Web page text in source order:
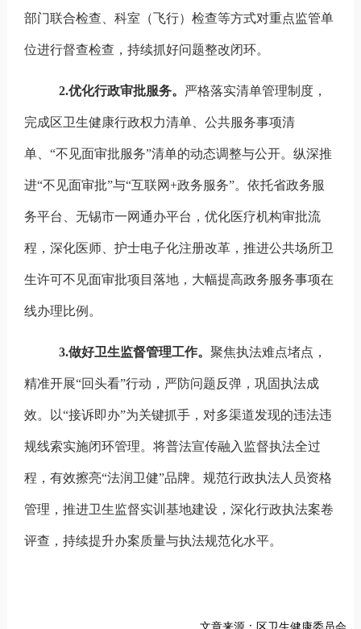
部门联合检查、科室（飞行）检查等方式对重点监管单
位进行督查检查，持续抓好问题整改闭环。
2.优化行政审批服务。 严格落实清单管理制度，
完成区卫生健康行政权力清单、公共服务事项清
单、“不见面审批服务”清单的动态调整与公开。纵深推
进“不见面审批”与“互联网+政务服务”。依托省政务服
务平台、无锡市一网通办平台，优化医疗机构审批流
程，深化医师、护士电子化注册改革，推进公共场所卫
生许可不见面审批项目落地，大幅提高政务服务事项在
线办理比例。
3.做好卫生监督管理工作。 聚焦执法难点堵点，
精准开展“回头看”行动，严防问题反弹，巩固执法成
效。以“接诉即办”为关键抓手，对多渠道发现的违法违
规线索实施闭环管理。将普法宣传融入监督执法全过
程，有效擦亮“法润卫健”品牌。规范行政执法人员资格
管理，推进卫生监督实训基地建设，深化行政执法案卷
评查，持续提升办案质量与执法规范化水平。